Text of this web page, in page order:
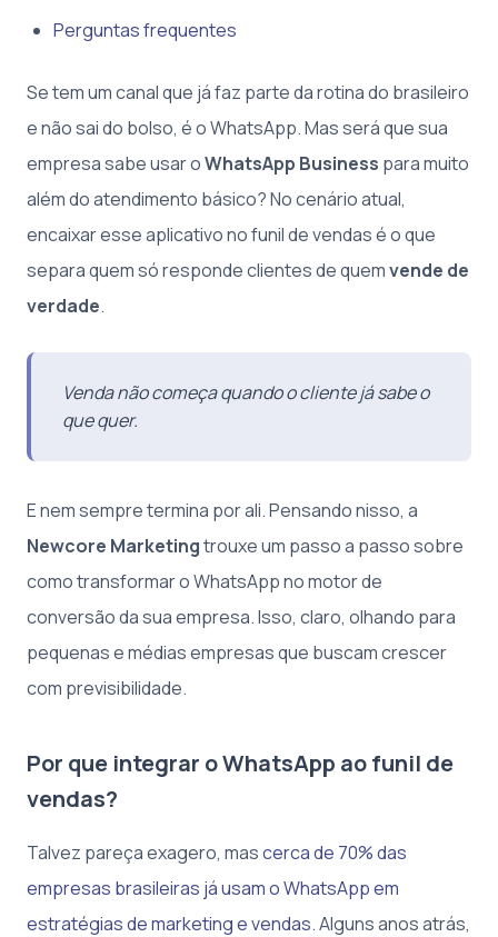
Perguntas frequentes
Se tem um canal que já faz parte da rotina do brasileiro
e não sai do bolso, é o WhatsApp. Mas será que sua
empresa sabe usar oWhatsApp Business para muito
além do atendimento básico? No cenário atual,
encaixar esse aplicativo no funil de vendas é o que
separa quem só responde clientes de quemvende de
verdade.
Venda não começa quando o cliente já sabe o
que quer.
E nem sempre termina por ali. Pensando nisso, a
Newcore Marketingtrouxe um passo a passo sobre
como transformar o WhatsApp no motor de
conversão da sua empresa. Isso, claro, olhando para
pequenas e médias empresas que buscam crescer
com previsibilidade.
Por que integrar o WhatsApp ao funil de
vendas?
Talvez pareça exagero, mascerca de 70% das
empresas brasileiras já usam o WhatsApp em
estratégias de marketing e vendas. Alguns anos atrás,